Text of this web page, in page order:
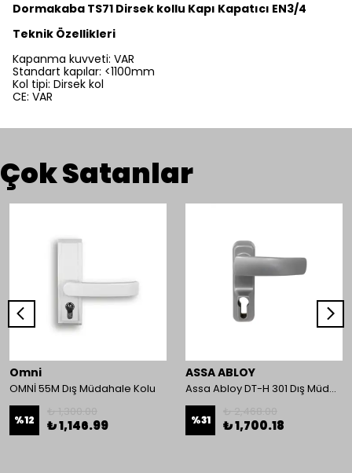
Dormakaba TS71 Dirsek kollu Kapı Kapatıcı EN3/4
Teknik Özellikleri
Kapanma kuvveti: VAR
Standart kapılar: <1100mm
Kol tipi: Dirsek kol
CE: VAR
Çok Satanlar
Omni
OMNİ 55M Dış Müdahale Kolu
%12 ₺ 1,146.99
ASSA ABLOY
Assa Abloy DT-H 301 Dış Müdahale Kolu
%31 ₺ 1,700.18